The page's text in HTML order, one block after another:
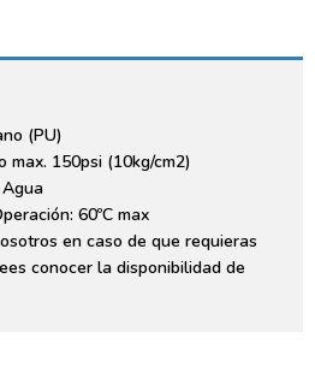
(PU)
max. 150psi (10kg/cm2)
60ºC max
en caso de que requieras
conocer la disponibilidad de